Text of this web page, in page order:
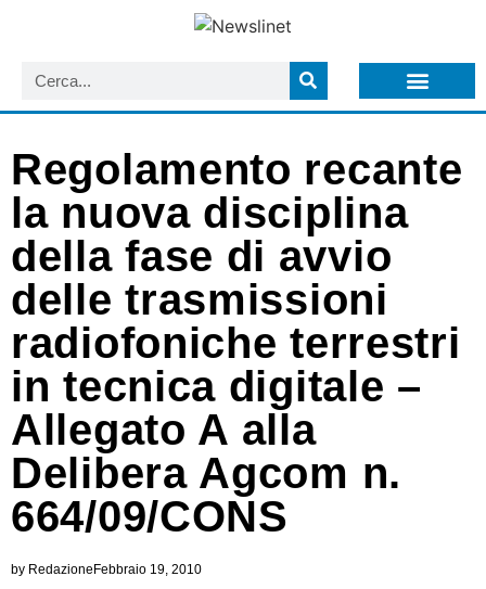
Regolamento recante
la nuova disciplina
della fase di avvio
delle trasmissioni
radiofoniche terrestri
in tecnica digitale –
Allegato A alla
Delibera Agcom n.
664/09/CONS
by RedazioneFebbraio 19, 2010